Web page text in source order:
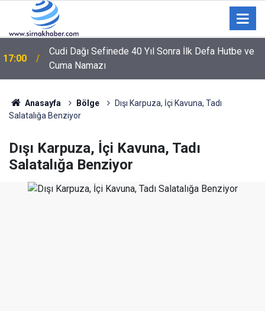
17:00
Cudi Dağı Sefinede 40 Yıl Sonra İlk Defa Hutbe ve
Cuma Namazı
Anasayfa Bölge
Dışı Karpuza, İçi Kavuna, Tadı
Salatalığa Benziyor
Dışı Karpuza, İçi Kavuna, Tadı
Salatalığa Benziyor